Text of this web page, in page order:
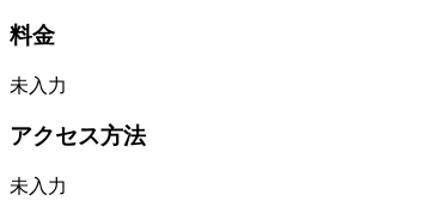
料金
未入力
アクセス方法
未入力